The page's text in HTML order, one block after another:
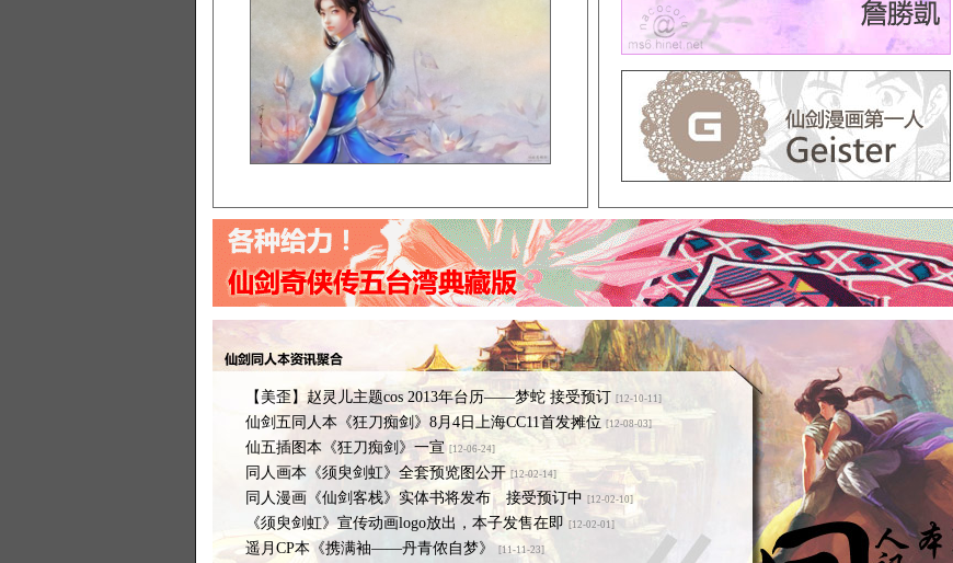
【美歪】赵灵儿主题cos 2013年台历——梦蛇 接受预订 [12-10-11]
仙剑五同人本《狂刀痴剑》8月4日上海CC11首发摊位 [12-08-03]
仙五插图本《狂刀痴剑》一宣 [12-06-24]
同人画本《须臾剑虹》全套预览图公开 [12-02-14]
同人漫画《仙剑客栈》实体书将发布 接受预订中 [12-02-10]
《须臾剑虹》宣传动画logo放出，本子发售在即 [12-02-01]
遥月CP本《携满袖——丹青侬自梦》 [11-11-23]